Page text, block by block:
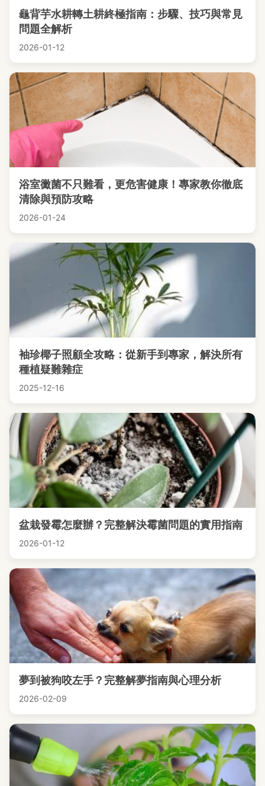
龜背芋水耕轉土耕終極指南：步驟、技巧與常見
問題全解析
2026-01-12
浴室黴菌不只難看，更危害健康！專家教你徹底
清除與預防攻略
2026-01-24
袖珍椰子照顧全攻略：從新手到專家，解決所有
種植疑難雜症
2025-12-16
盆栽發霉怎麼辦？完整解決霉菌問題的實用指南
2026-01-12
夢到被狗咬左手？完整解夢指南與心理分析
2026-02-09